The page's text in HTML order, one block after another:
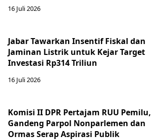
16 Juli 2026
Jabar Tawarkan Insentif Fiskal dan
Jaminan Listrik untuk Kejar Target
Investasi Rp314 Triliun
16 Juli 2026
Komisi II DPR Pertajam RUU Pemilu,
Gandeng Parpol Nonparlemen dan
Ormas Serap Aspirasi Publik